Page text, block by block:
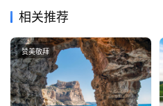
相关推荐
赞美敬拜